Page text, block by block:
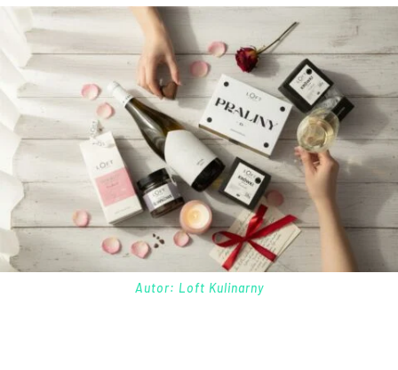
Autor: Loft Kulinarny